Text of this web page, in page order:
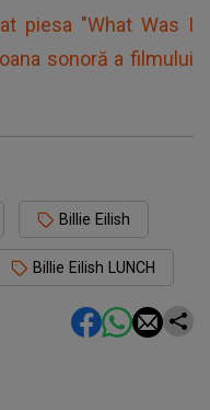
piesa "What Was I
sonoră a filmului
Billie Eilish
Billie Eilish LUNCH